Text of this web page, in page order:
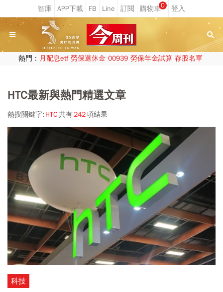
0
熱門： 月配息etf 勞保退休金 00939 勞保年金試算 存股名單
HTC最新與熱門精選文章
熱搜關鍵字: HTC共有242項結果
科技